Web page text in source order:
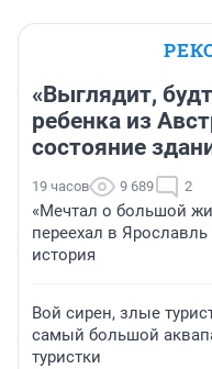
«Выглядит,
ребенка из
состояние
19 часов 9 689 2
«Мечтал о большой
переехал в
история
Вой сирен, злые
самый большой
туристки